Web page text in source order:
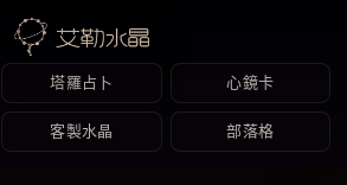
塔羅占卜 心鏡卡
客製水晶 部落格